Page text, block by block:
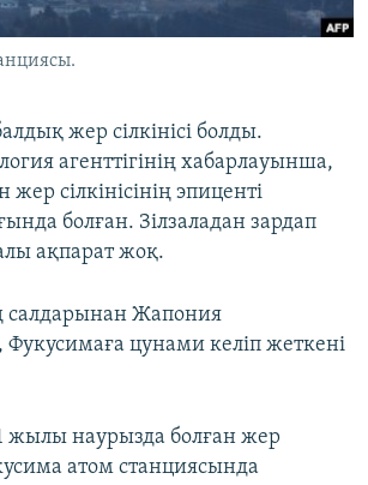
жер сілкінісі болды.
агенттігінің хабарлауынша,
жер сілкінісінің эпиценті
болған. Зілзаладан зардап
ақпарат жоқ.
салдарынан Жапония
цунами келіп жеткені
жылы наурызда болған жер
атом станциясында